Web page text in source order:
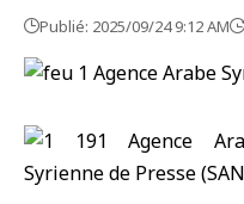
Publié: 2025/09/24 9:12 AM